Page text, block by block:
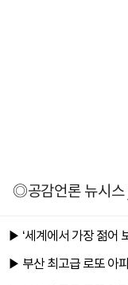
◎공감언론 뉴시스